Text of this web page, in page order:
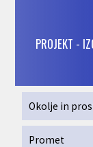
PROJEKT -
Okolje in
Promet